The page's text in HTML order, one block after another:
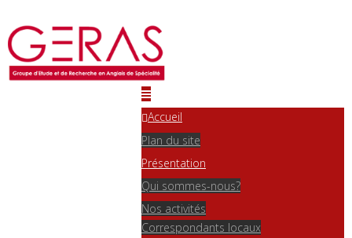
Accueil
Plan du site
Présentation
Qui sommes-nous?
Nos activités
Correspondants locaux